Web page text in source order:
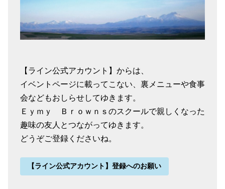
【ライン公式アカウント】からは、
イベントページに載ってこない、裏メニューや食事
会などもおしらせしてゆきます。
Ｅｙｍｙ Ｂｒｏｗｎｓのスクールで親しくなった
趣味の友人とつながってゆきます。
どうぞご登録くださいね。
【ライン公式アカウント】登録へのお願い